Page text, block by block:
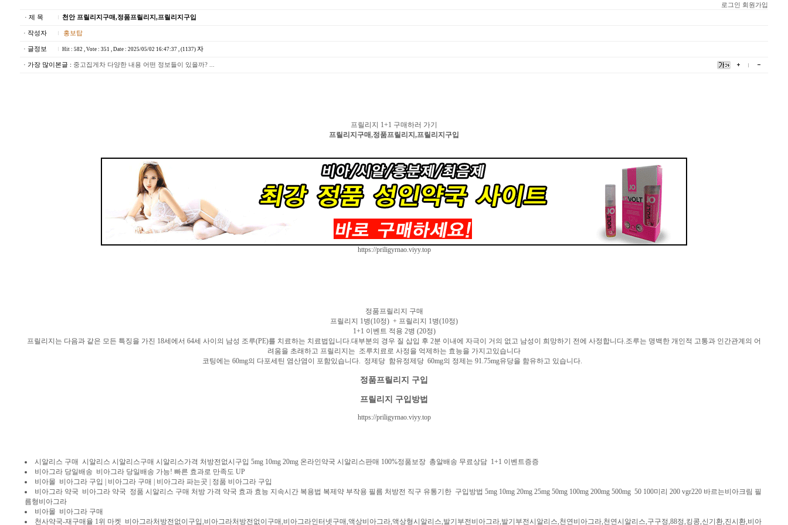
로그인
회원가입
· 제 목
천안 프릴리지구매,정품프릴리지,프릴리지구입
· 작성자 홍보탑
· 글정보 Hit : 582 , Vote : 351 , Date : 2025/05/02 16:47:37 , (1137) 자
· 가장 많이본글 : 중고집게차 다양한 내용 어떤 정보들이 있을까? ...
프릴리지 1+1 구매하러 가기
프릴리지구매,정품프릴리지,프릴리지구입
https://priligyrnao.viyy.top
정품프릴리지 구매
프릴리지 1병(10정) + 프릴리지 1병(10정)
1+1 이벤트 적용 2병 (20정)
프릴리지는 다음과 같은 모든 특징을 가진 18세에서 64세 사이의 남성 조루(PE)를 치료하는 치료법입니다.대부분의 경우 질 삽입 후 2분 이내에 자극이 거의 없고 남성이 희망하기 전에 사정합니다.조루는 명백한 개인적 고통과 인간관계의 어
려움을 초래하고 프릴리지는 조루치료로 사정을 억제하는 효능을 가지고있습니다
코팅에는 60mg의 다포세틴 염산염이 포함있습니다. 정제당 함유정제당 60mg의 정제는 91.75mg유당을 함유하고 있습니다.
정품프릴리지 구입
프릴리지 구입방법
https://priligyrnao.viyy.top
시알리스 구매 시알리스 시알리스구매 시알리스가격 처방전없시구입 5mg 10mg 20mg 온라인약국 시알리스판매 100%정품보장 총알배송 무료상담 1+1 이벤트증증
비아그라 당일배송 비아그라 당일배송 가능! 빠른 효과로 만족도 UP
비아몰 비아그라 구입 | 비아그라 구매 | 비아그라 파는곳 | 정품 비아그라 구입
비아그라 약국 비아그라 약국 정품 시알리스 구매 처방 가격 약국 효과 효능 지속시간 복용법 복제약 부작용 필름 처방전 직구 유통기한 구입방법 5mg 10mg 20mg 25mg 50mg 100mg 200mg 500mg 50 100미리 200 vgr220 바르는비아크림 필
름형비아그라
비아몰 비아그라 구매
천사약국-재구매율 1위 마켓 비아그라처방전없이구입,비아그라처방전없이구매,비아그라인터넷구매,액상비아그라,액상형시알리스,발기부전비아그라,발기부전시알리스,천연비아그라,천연시알리스,구구정,88정,킹콩,신기환,진시환,비아